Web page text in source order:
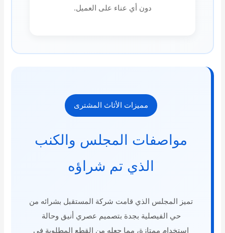
دون أي عناء على العميل.
مميزات الأثاث المشترى
مواصفات المجلس والكنب
الذي تم شراؤه
تميز المجلس الذي قامت شركة المستقبل بشرائه من
حي الفيصلية بجدة بتصميم عصري أنيق وحالة
استخدام ممتازة، مما جعله من القطع المطلوبة في